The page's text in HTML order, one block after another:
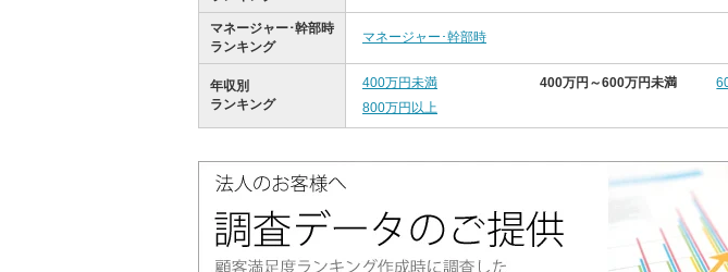
マネージャー･幹部時
ランキング
マネージャー･幹部時
年収別
ランキング
400万円未満 400万円～600万円未満
800万円以上